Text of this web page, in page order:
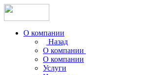
О компании
Назад
О компании
О компании
Услуги